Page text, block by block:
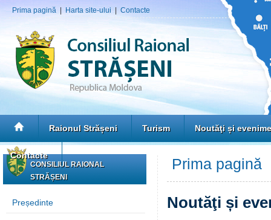
Prima pagină Harta site-ului Contacte
Raionul Strășeni Turism Noutăţi și
Contacte
CONSILIUL RAIONAL
STRĂȘENI
Președinte
Prima pagină
Noutăţi și